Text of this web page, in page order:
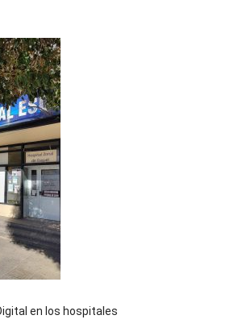
en los hospitales